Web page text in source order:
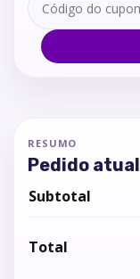
RESUMO
Pedido atual
Subtotal
Total